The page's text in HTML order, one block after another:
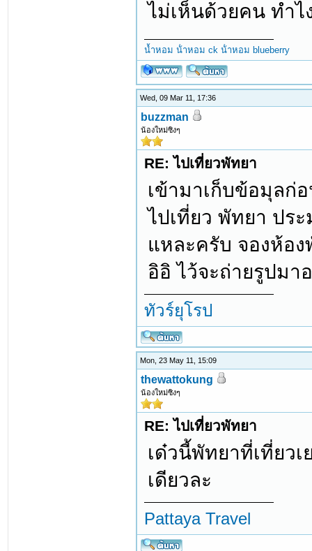
ไม่เห็นด้วยคน ทำ
น้ำหอม น้ําหอม ck น้ําหอม blueberry
Wed, 09 Mar 11, 17:36
buzzman
น้องใหม่ซิงๆ
RE: ไปเที่ยวพัทยา
เข้ามาเก็บข้อมุลก่
ไปเที่ยว พัทยา ปร
แหละครับ จองห้อง
อิอิ ไว้จะถ่ายรูปมา
ทัวร์ยุโรป
Mon, 23 May 11, 15:09
thewattokung
น้องใหม่ซิงๆ
RE: ไปเที่ยวพัทยา
เด๋วนี้พัทยาที่เที่ยว
เดียวละ
Pattaya Travel